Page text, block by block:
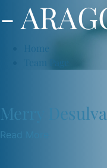
-
Home
Team Page
Merry Desulva
Read More